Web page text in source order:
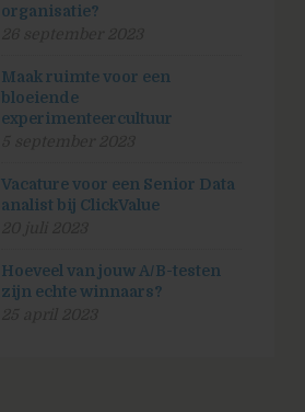
organisatie?
Maak ruimte voor een
bloeiende
experimenteercultuur
Vacature voor een Senior Data
analist bij ClickValue
Hoeveel van jouw A/B-testen
zijn echte winnaars?